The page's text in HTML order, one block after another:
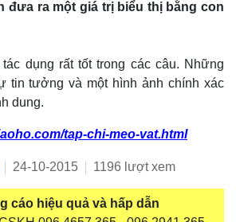
đưa ra một giá trị biểu thị bằng con
dụng rất tốt trong các câu. Những
tin tưởng và một hình ảnh chính xác
dung.
tap-chi-meo-vat.html
24-10-2015 1196 lượt xem
cáo hiệu quả và hấp dẫn